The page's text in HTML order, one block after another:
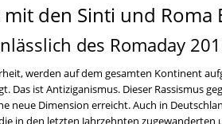
den Sinti und Roma
des Romaday
werden auf dem gesamten Kontinent
Das ist Antiziganismus. Dieser Rassismus
neue Dimension erreicht. Auch in
in den letzten Jahrzehnten zugewanderten